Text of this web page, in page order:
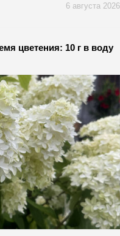
6 августа 2026
цветения: 10 г в воду